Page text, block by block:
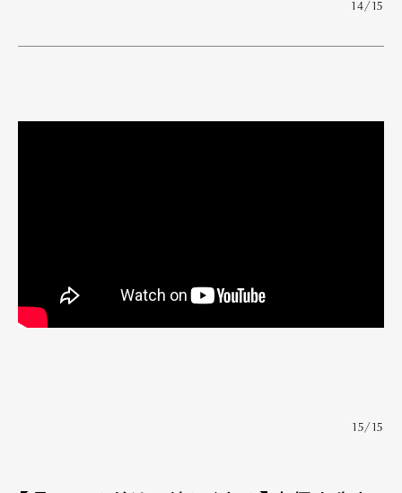
14/15
15/15